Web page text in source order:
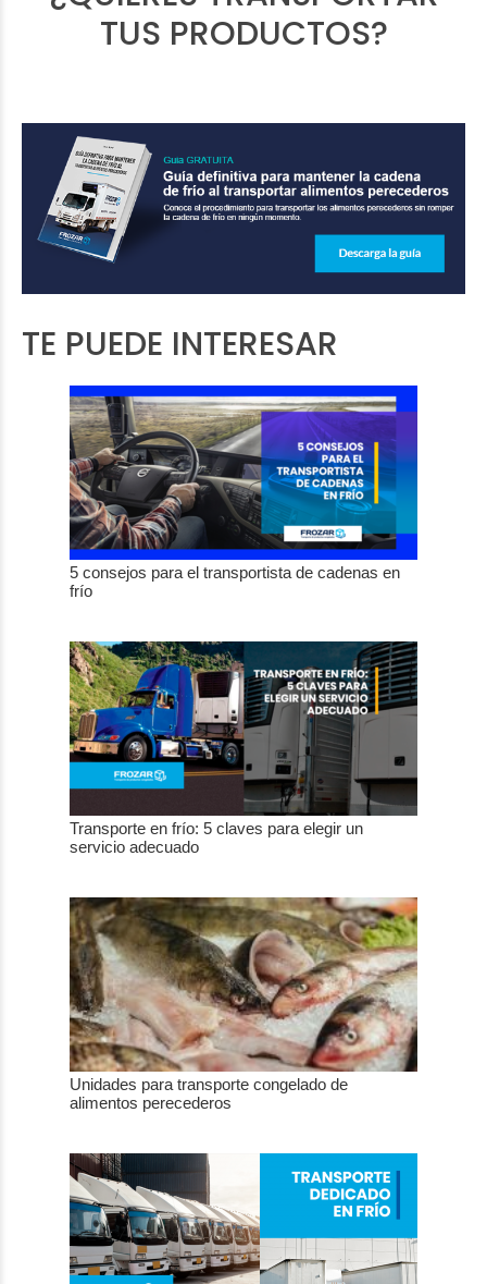
TUS PRODUCTOS?
TE PUEDE INTERESAR
5 consejos para el transportista de cadenas en
frío
Transporte en frío: 5 claves para elegir un
servicio adecuado
Unidades para transporte congelado de
alimentos perecederos